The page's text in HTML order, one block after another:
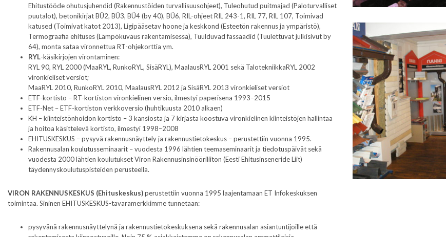
Ehitustööde ohutusjuhendid (Rakennustöiden turvallisuusohjeet), Tuleohutud puitmajad (Paloturvalliset
puutalot), betonikirjat BÜ2, BÜ3, BÜ4 (by 40), BÜ6, RIL-ohjeet RIL 243-1, RIL 77, RIL 107, Toimivad
katused (Toimivat katot 2013), Ligipääsetav hoone ja keskkond (Esteetön rakennus ja ympäristö),
Termograafia ehituses (Lämpökuvaus rakentamisessa), Tuulduvad fassaadid (Tuulettuvat julkisivut by
64), monta sataa vironnettua RT-ohjekorttia ym.
RYL-käsikirjojen virontaminen:
RYL 90, RYL 2000 (MaaRYL, RunkoRYL, SisäRYL), MaalausRYL 2001 sekä TalotekniikkaRYL 2002
vironkieliset versiot;
MaaRYL 2010, RunkoRYL 2010, MaalausRYL 2012 ja SisäRYL 2013 vironkieliset versiot
ETF-kortisto – RT-kortiston vironkielinen versio, ilmestyi paperisena 1993–2015
ETF-Net – ETF-kortiston verkkoversio (huhtikuusta 2010 alkaen)
KH – kiinteistönhoidon kortisto – 3 kansiosta ja 7 kirjasta koostuva vironkielinen kiinteistöjen hallintaa
ja hoitoa käsittelevä kortisto, ilmestyi 1998–2008
EHITUSKESKUS – pysyvä rakennusnäyttely ja rakennustietokeskus – perustettiin vuonna 1995.
Rakennusalan koulutusseminaarit – vuodesta 1996 lähtien teemaseminaarit ja tiedotuspäivät sekä
vuodesta 2000 lähtien koulutukset Viron Rakennusinsinööriliiton (Eesti Ehitusinseneride Liit)
täydennyskoulutuspisteiden perusteella.
VIRON RAKENNUSKESKUS (Ehituskeskus)perustettiin vuonna 1995 laajentamaan ET Infokeskuksen
toimintaa. Sininen EHITUSKESKUS-tavaramerkkimme tunnetaan:
pysyvänä rakennusnäyttelynä ja rakennustietokeskuksena sekä rakennusalan asiantuntijoille että